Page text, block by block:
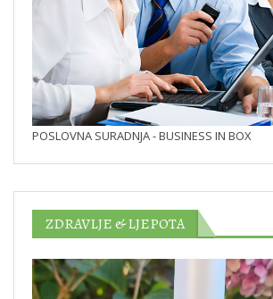
POSLOVNA SURADNJA - BUSINESS IN BOX
ZDRAVLJE & LJEPOTA